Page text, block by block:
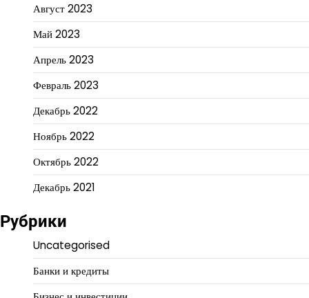
Август 2023
Май 2023
Апрель 2023
Февраль 2023
Декабрь 2022
Ноябрь 2022
Октябрь 2022
Декабрь 2021
Рубрики
Uncategorised
Банки и кредиты